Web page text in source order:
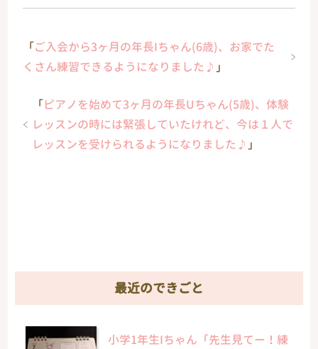
「ご入会から3ヶ月の年長Iちゃん(6歳)、お家でた
くさん練習できるようになりました♪ 」
「ピアノを始めて3ヶ月の年長Uちゃん(5歳)、体験
レッスンの時には緊張していたけれど、今は１人で
レッスンを受けられるようになりました♪ 」
最近のできごと
小学1年生Iちゃん「先生見てー！練